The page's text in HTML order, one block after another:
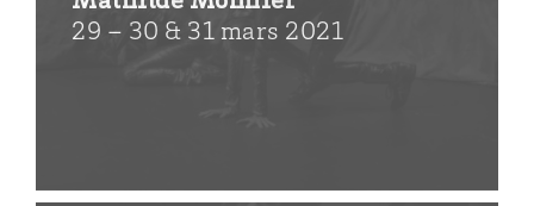
29 – 30 & 31 mars 2021